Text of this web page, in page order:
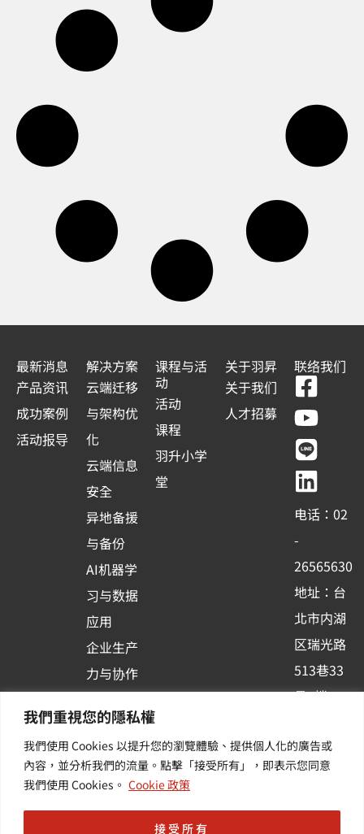
我們重視您的隱私權
我們使用 Cookies 以提升您的瀏覽體驗、提供個人化的廣告或
內容，並分析我們的流量。點擊「接受所有」，即表示您同意
我們使用 Cookies。 Cookie 政策
接受所有
最新消息
产品资讯
成功案例
活动报导
解决方案
云端迁移
与架构优
化
云端信息
安全
异地备援
与备份
AI机器学
习与数据
应用
企业生产
力与协作
台应用
其他/增
值服务
课程与活
动
活动
课程
羽升小学
堂
关于羽昇
关于我们
人才招募
联络我们
F
a
c
e
b
o
o
k
-
s
q
u
a
r
Y
o
u
t
u
b
e
L
i
n
e
L
i
n
k
e
d
i
n
电话：02
-
26565630
地址：台
北市内湖
区瑞光路
513巷33
号6楼
新讯 | 提
供您最新